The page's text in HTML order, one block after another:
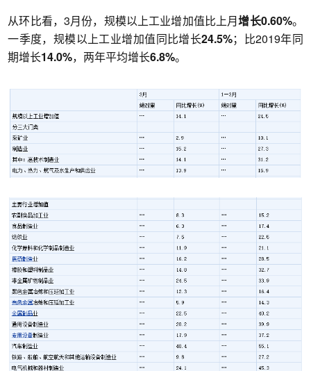
从环比看，3月份，规模以上工业增加值比上月增长0.60%。
一季度，规模以上工业增加值同比增长24.5%；比2019年同
期增长14.0%，两年平均增长6.8%。